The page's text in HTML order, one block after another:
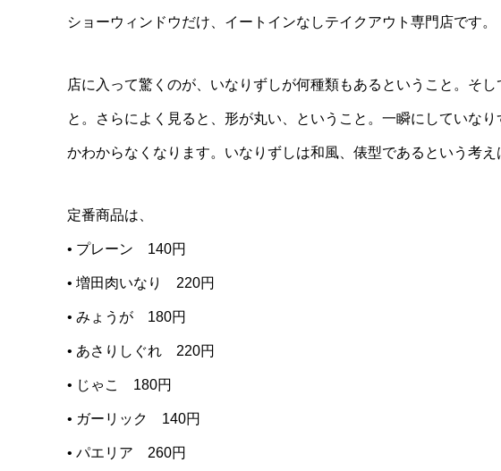
ショーウィンドウだけ、イートインなしテイクアウト専門店です。
店に入って驚くのが、いなりずしが何種類もあるということ。そ
と。さらによく見ると、形が丸い、ということ。一瞬にしていな
かわからなくなります。いなりずしは和風、俵型であるという考え
定番商品は、
• プレーン 140円
• 増田肉いなり 220円
• みょうが 180円
• あさりしぐれ 220円
• じゃこ 180円
• ガーリック 140円
• パエリア 260円